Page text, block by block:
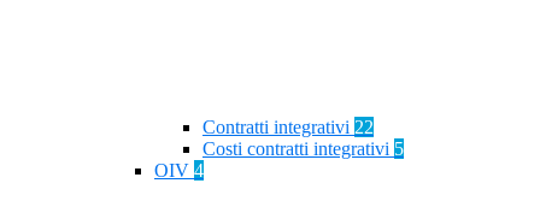
Contratti integrativi 22
Costi contratti integrativi 5
OIV 4